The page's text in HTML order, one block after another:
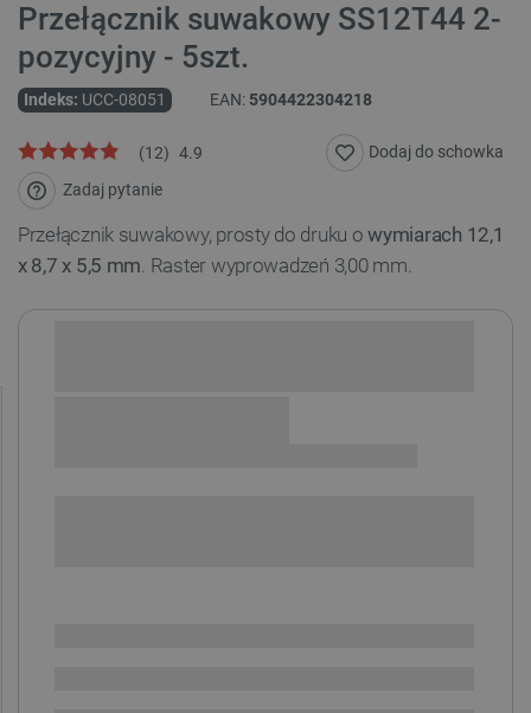
Przełącznik suwakowy SS12T44 2-
pozycyjny - 5szt.
Indeks: UCC-08051 EAN: 5904422304218
4.9
(12)
Zadaj pytanie
Dodaj do schowka
Przełącznik suwakowy, prosty do druku owymiarach 12,1
x 8,7 x 5,5 mm. Raster wyprowadzeń 3,00 mm.